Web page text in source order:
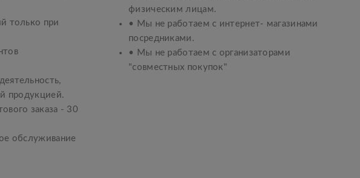
только при
продукцией.
заказа - 30
обслуживание
физическим лицам.
• Мы не работаем с интернет- магазинами
посредниками.
• Мы не работаем с организаторами
"совместных покупок"